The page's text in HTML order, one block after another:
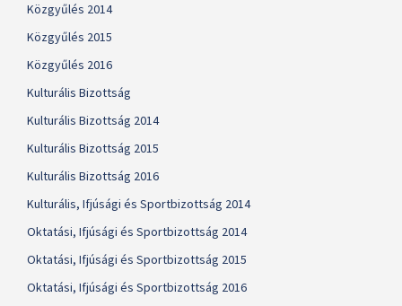
Közgyűlés 2014
Közgyűlés 2015
Közgyűlés 2016
Kulturális Bizottság
Kulturális Bizottság 2014
Kulturális Bizottság 2015
Kulturális Bizottság 2016
Kulturális, Ifjúsági és Sportbizottság 2014
Oktatási, Ifjúsági és Sportbizottság 2014
Oktatási, Ifjúsági és Sportbizottság 2015
Oktatási, Ifjúsági és Sportbizottság 2016